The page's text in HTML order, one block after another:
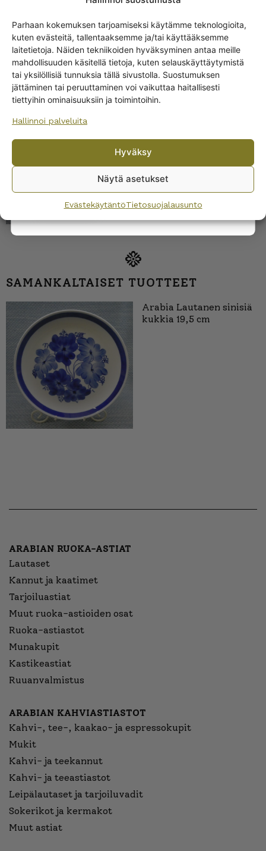
Parhaan kokemuksen tarjoamiseksi käytämme teknologioita,
kuten evästeitä, tallentaaksemme ja/tai käyttääksemme
laitetietoja. Näiden tekniikoiden hyväksyminen antaa meille
mahdollisuuden käsitellä tietoja, kuten selauskäyttäytymistä
tai yksilöllisiä tunnuksia tällä sivustolla. Suostumuksen
jättäminen tai peruuttaminen voi vaikuttaa haitallisesti
tiettyihin ominaisuuksiin ja toimintoihin.
Hallinnoi palveluita
Hyväksy
Näytä asetukset
EvästekäytäntöTietosuojalausunto
Arabia Lautanen
SAMANKALTAISET TUOTTEET
Arabia Lautanen sinisiä
kukkia 19,5 cm
ARABIAN RUOKA-ASTIAT
Lautaset
Kannut ja kaatimet
Tarjoiluastiat
Muut ruoka-astioiden osat
Ruoka-astiastot
Munakupit
Kastikeastiat
Ruuanvalmistus
ARABIAN KAHVIASTIASTOT
Kahvi-, tee-, kaakao- ja espressokupit
Mukit
Kahvi- ja teekannut
Kahvi- ja teeastiastot
Leipälautaset ja tarjoiluvadit
Sokerikot ja kermakot
Muut astiat
Get -5%
off?
Yes! I want the discount
privacy policy.